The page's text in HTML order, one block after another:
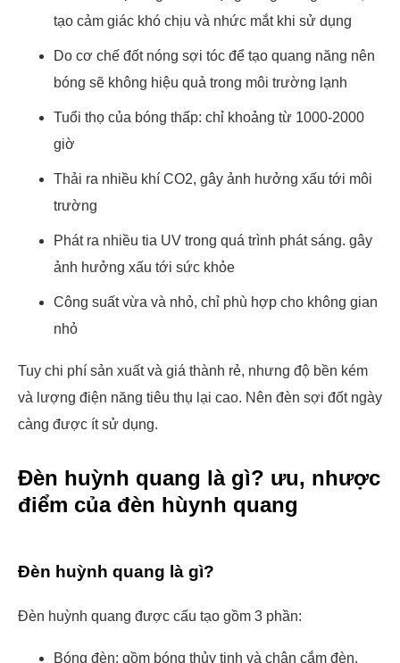
tạo cảm giác khó chịu và nhức mắt khi sử dụng
Do cơ chế đốt nóng sợi tóc để tạo quang năng nên
bóng sẽ không hiệu quả trong môi trường lạnh
Tuổi thọ của bóng thấp: chỉ khoảng từ 1000-2000
giờ
Thải ra nhiều khí CO2, gây ảnh hưởng xấu tới môi
trường
Phát ra nhiều tia UV trong quá trình phát sáng. gây
ảnh hưởng xấu tới sức khỏe
Công suất vừa và nhỏ, chỉ phù hợp cho không gian
nhỏ
Tuy chi phí sản xuất và giá thành rẻ, nhưng độ bền kém
và lượng điện năng tiêu thụ lại cao. Nên đèn sợi đốt ngày
càng được ít sử dụng.
Đèn huỳnh quang là gì? ưu, nhược
điểm của đèn hùynh quang
Đèn huỳnh quang là gì?
Đèn huỳnh quang được cấu tạo gồm 3 phần:
Bóng đèn: gồm bóng thủy tinh và chân cắm đèn.